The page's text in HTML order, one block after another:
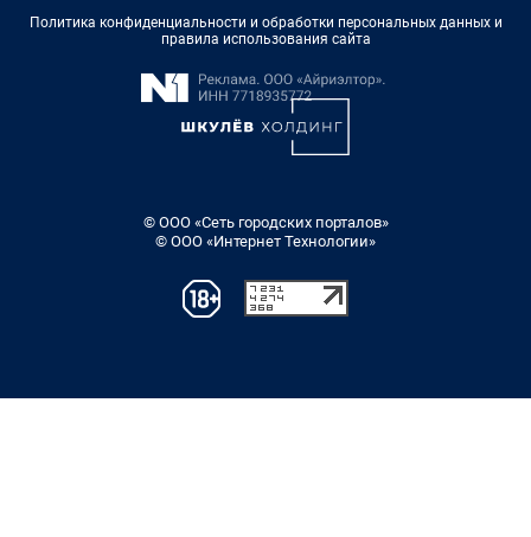
Политика конфиденциальности и обработки персональных данных и
правила использования сайта
© ООО «Сеть городских порталов»
© ООО «Интернет Технологии»